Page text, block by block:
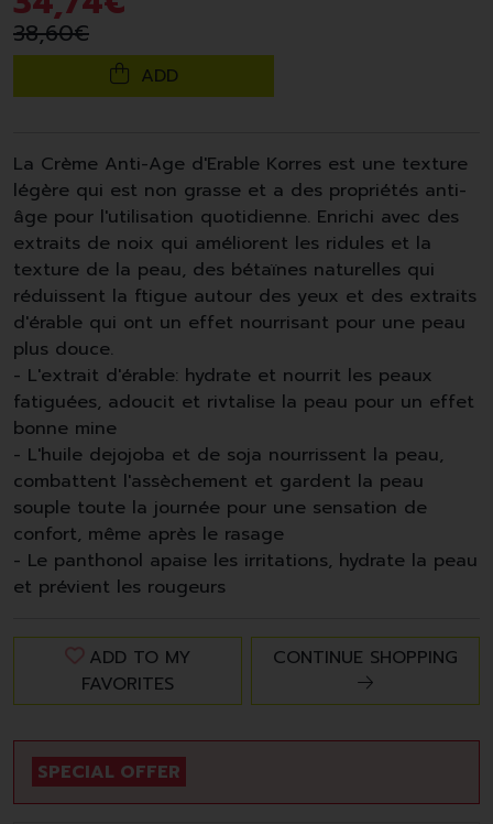
38,60€
ADD
La Crème Anti-Age d'Erable Korres est une texture
légère qui est non grasse et a des propriétés anti-
âge pour l'utilisation quotidienne. Enrichi avec des
extraits de noix qui améliorent les ridules et la
texture de la peau, des bétaïnes naturelles qui
réduissent la ftigue autour des yeux et des extraits
d'érable qui ont un effet nourrisant pour une peau
plus douce.
- L'extrait d'érable: hydrate et nourrit les peaux
fatiguées, adoucit et rivtalise la peau pour un effet
bonne mine
- L'huile dejojoba et de soja nourrissent la peau,
combattent l'assèchement et gardent la peau
souple toute la journée pour une sensation de
confort, même après le rasage
- Le panthonol apaise les irritations, hydrate la peau
et prévient les rougeurs
ADD TO MY
FAVORITES
CONTINUE SHOPPING
SPECIAL OFFER